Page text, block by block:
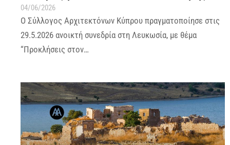
04/06/2026
Ο Σύλλογος Αρχιτεκτόνων Κύπρου πραγματοποίησε στις
29.5.2026 ανοικτή συνεδρία στη Λευκωσία, με θέμα
“Προκλήσεις στον…